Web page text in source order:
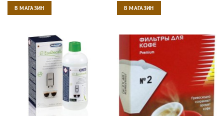
В МАГАЗИН В МАГАЗИН